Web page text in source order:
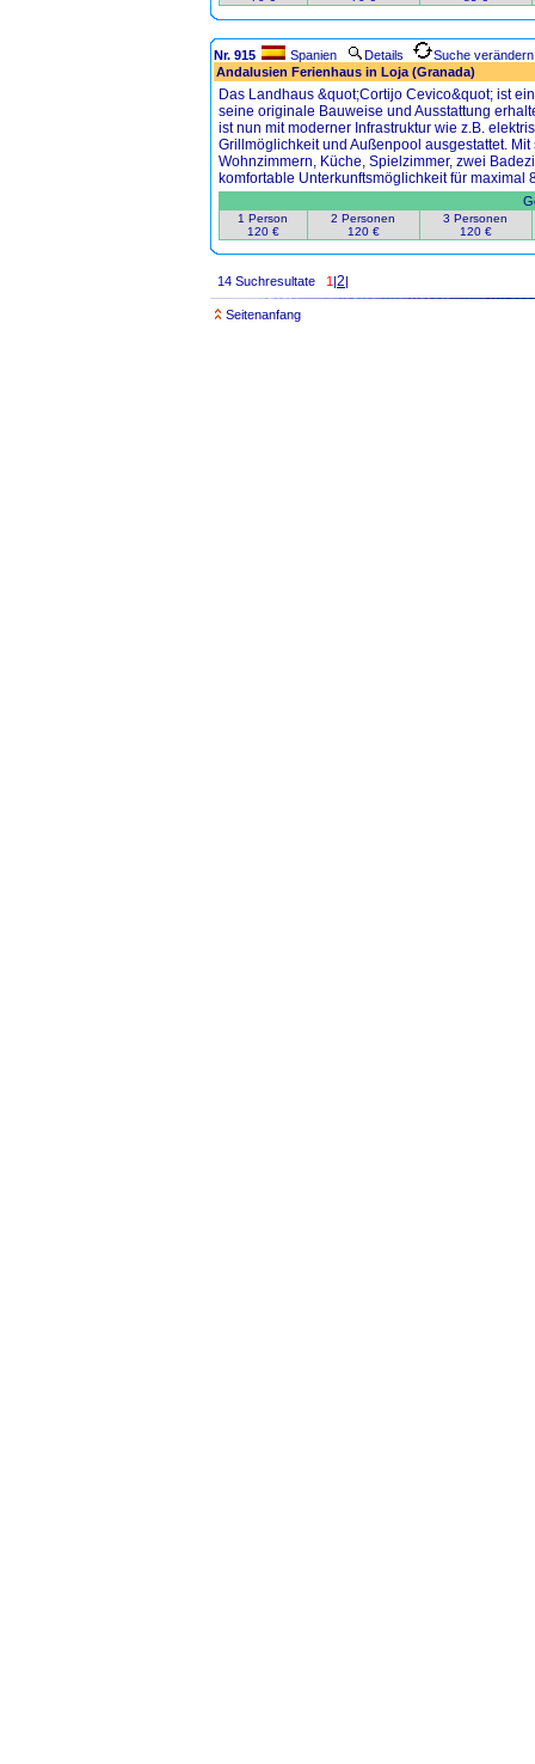
Nr. 915 Spanien Details
Suche verändern
Andalusien Ferienhaus in Loja (Granada)
Das Landhaus &quot;Cortijo Cevico&quot; ist
seine originale Bauweise und Ausstattung
ist nun mit moderner Infrastruktur wie z.B.
Grillmöglichkeit und Außenpool ausgestattet.
Wohnzimmern, Küche, Spielzimmer, zwei
komfortable Unterkunftsmöglichkeit für maximal
1 Person
120 €
2 Personen
120 €
3 Personen
120 €
14 Suchresultate 1 2
Seitenanfang